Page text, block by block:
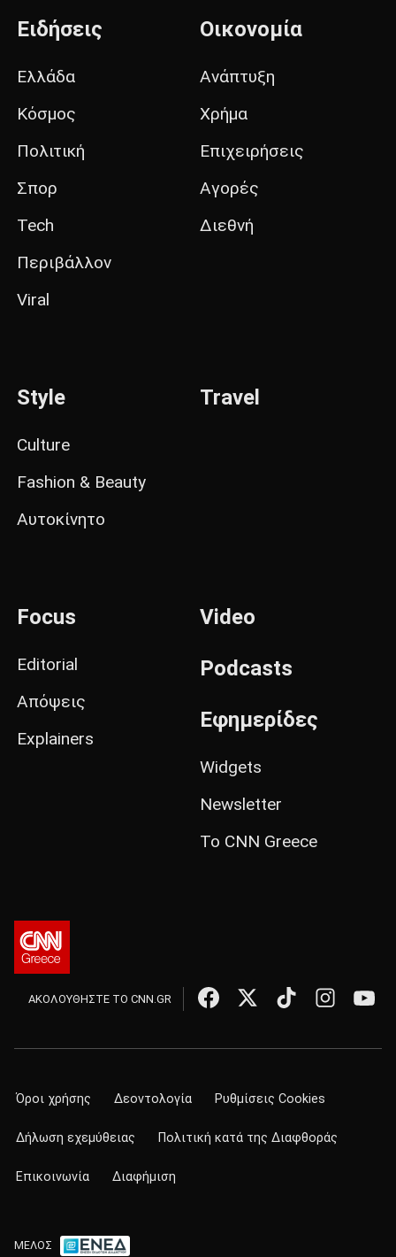
Ειδήσεις
Ελλάδα
Κόσμος
Πολιτική
Σπορ
Tech
Περιβάλλον
Viral
Οικονομία
Ανάπτυξη
Χρήμα
Επιχειρήσεις
Αγορές
Διεθνή
Style
Culture
Fashion & Beauty
Αυτοκίνητο
Travel
Focus
Editorial
Απόψεις
Explainers
Video
Podcasts
Εφημερίδες
Widgets
Newsletter
Το CNN Greece
ΑΚΟΛΟΥΘΗΣΤΕ ΤΟ CNN.GR
Όροι χρήσης Δεοντολογία Ρυθμίσεις Cookies
Δήλωση εχεμύθειας Πολιτική κατά της Διαφθοράς
Επικοινωνία Διαφήμιση
ΜΕΛΟΣ